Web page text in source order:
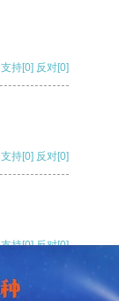
支持[0] 反对[0]
支持[0] 反对[0]
支持[0] 反对[0]